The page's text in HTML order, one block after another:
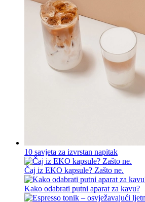
10 savjeta za izvrstan napitak
Čaj iz EKO kapsule? Zašto ne.
Kako odabrati putni aparat za kavu?